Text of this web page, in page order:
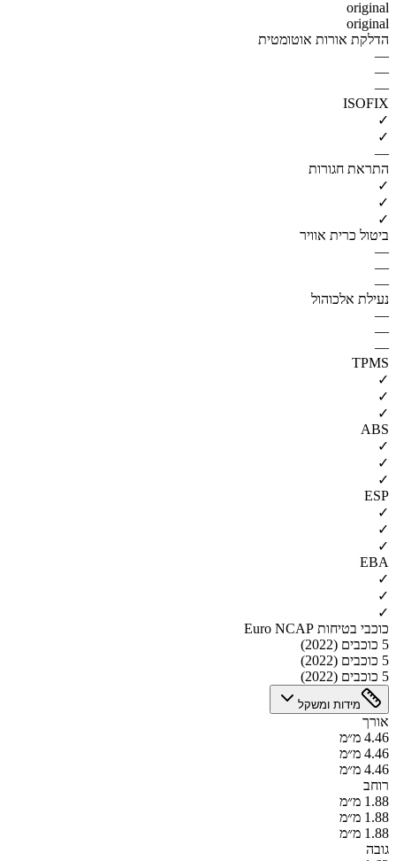
original
original
הדלקת אורות אוטומטית
—
—
—
ISOFIX
✓
✓
—
התראת חגורות
✓
✓
✓
ביטול כרית אוויר
—
—
—
נעילת אלכוהול
—
—
—
TPMS
✓
✓
✓
ABS
✓
✓
✓
ESP
✓
✓
✓
EBA
✓
✓
✓
כוכבי בטיחות Euro NCAP
5 כוכבים (2022)
5 כוכבים (2022)
5 כוכבים (2022)
מידות ומשקל
אורך
4.46 מ״מ
4.46 מ״מ
4.46 מ״מ
רוחב
1.88 מ״מ
1.88 מ״מ
1.88 מ״מ
גובה